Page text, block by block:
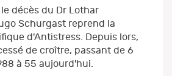
décès du Dr Lothar
Schurgast reprend la
d'Antistress. Depuis lors,
de croître, passant de 6
à 55 aujourd'hui.